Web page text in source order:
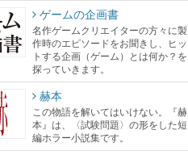
ゲームの企画書
名作ゲームクリエイターの方々に製
作時のエピソードをお聞きし、ヒッ
トする企画（ゲーム）とは何か？を
探っていきます。
赫本
この物語を解いてはいけない。『赫
本』は、〈試験問題〉の形をした短
編ホラー小説集です。